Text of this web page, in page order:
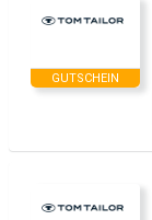
GUTSCHEIN